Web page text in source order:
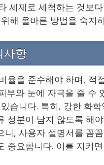
세제로 세척하는 것보
해 올바른 방법을 숙지
사항
율을 준수해야 하며, 적
부와 눈에 자극을 줄 수
습니다. 특히, 강한 화
성분이 남지 않도록 해
, 사용자 설명서를 꼼
중요합니다. 이를 지키